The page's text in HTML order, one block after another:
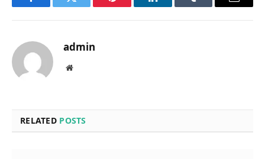
FacebookTwitter Pinterest LinkedInTumblr Email
admin
Website
RELATED POSTS